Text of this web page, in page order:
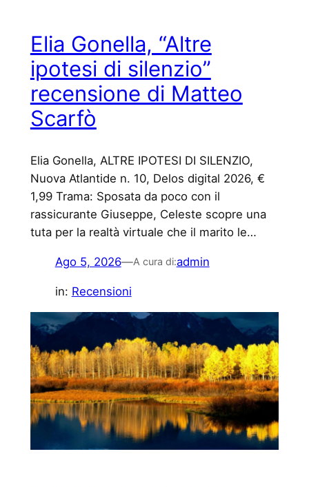
Elia Gonella, “Altre
ipotesi di silenzio”
recensione di Matteo
Scarfò
Elia Gonella, ALTRE IPOTESI DI SILENZIO,
Nuova Atlantide n. 10, Delos digital 2026, €
1,99 Trama: Sposata da poco con il
rassicurante Giuseppe, Celeste scopre una
tuta per la realtà virtuale che il marito le…
Ago 5, 2026—A cura di:admin
in: Recensioni